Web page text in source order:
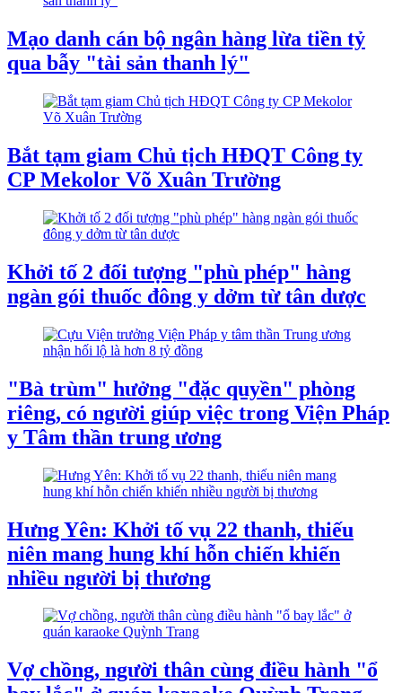
Mạo danh cán bộ ngân hàng lừa tiền tỷ
qua bẫy "tài sản thanh lý"
Bắt tạm giam Chủ tịch HĐQT Công ty
CP Mekolor Võ Xuân Trường
Khởi tố 2 đối tượng "phù phép" hàng
ngàn gói thuốc đông y dởm từ tân dược
"Bà trùm" hưởng "đặc quyền" phòng
riêng, có người giúp việc trong Viện Pháp
y Tâm thần trung ương
Hưng Yên: Khởi tố vụ 22 thanh, thiếu
niên mang hung khí hỗn chiến khiến
nhiều người bị thương
Vợ chồng, người thân cùng điều hành "ổ